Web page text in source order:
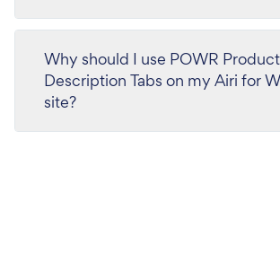
Why should I use POWR Product
Description Tabs on my Airi for
site?